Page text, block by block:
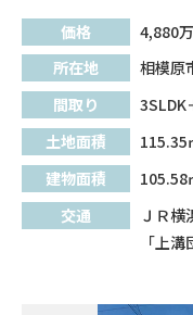
価格 4,880
所在地
相模原
間取り
3SLDK
土地面積
115.35
建物面積
105.58
交通
ＪＲ横
「上